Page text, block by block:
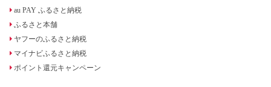
au PAY ふるさと納税
ふるさと本舗
ヤフーのふるさと納税
マイナビふるさと納税
ポイント還元キャンペーン